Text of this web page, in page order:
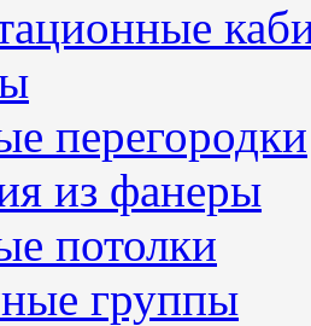
перегородки
из фанеры
потолки
группы